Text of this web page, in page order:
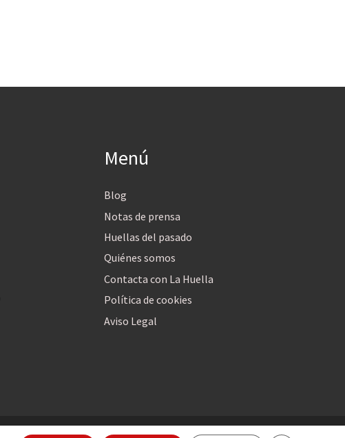
Menú
Blog
Notas de prensa
Huellas del pasado
Quiénes somos
Contacta con La Huella
Política de cookies
Aviso Legal